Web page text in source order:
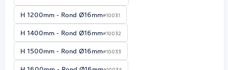
H 1200mm - Rond Ø16mm#10031
H 1400mm - Rond Ø16mm#10032
H 1500mm - Rond Ø16mm#10033